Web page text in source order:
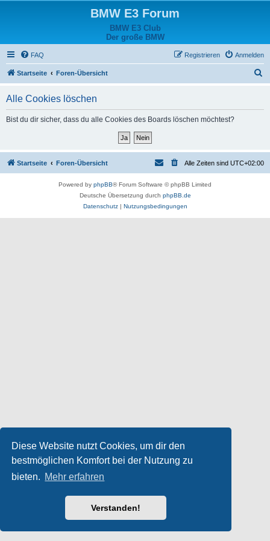
Diese Website nutzt Cookies, um dir den
bestmöglichen Komfort bei der Nutzung zu
bieten. Mehr erfahren
Verstanden!
BMW E3 Forum
BMW E3 Club
Der große BMW
FAQ Anmelden
Registrieren
Startseite Foren-Übersicht
Alle Cookies löschen
Bist du dir sicher, dass du alle Cookies des Boards löschen möchtest?
Startseite Foren-Übersicht Alle Zeiten sind UTC+02:00
Powered by phpBB® Forum Software © phpBB Limited
Deutsche Übersetzung durch phpBB.de
Datenschutz| Nutzungsbedingungen